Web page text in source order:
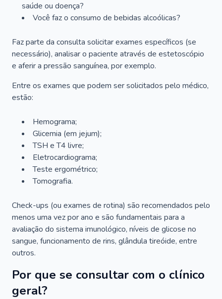
saúde ou doença?
Você faz o consumo de bebidas alcoólicas?
Faz parte da consulta solicitar exames específicos (se
necessário), analisar o paciente através de estetoscópio
e aferir a pressão sanguínea, por exemplo.
Entre os exames que podem ser solicitados pelo médico,
estão:
Hemograma;
Glicemia (em jejum);
TSH e T4 livre;
Eletrocardiograma;
Teste ergométrico;
Tomografia.
Check-ups (ou exames de rotina) são recomendados pelo
menos uma vez por ano e são fundamentais para a
avaliação do sistema imunológico, níveis de glicose no
sangue, funcionamento de rins, glândula tireóide, entre
outros.
Por que se consultar com o clínico
geral?